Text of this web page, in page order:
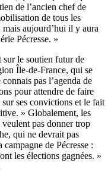
de l’ancien chef de
de tous les
aujourd’hui il y aura
Pécresse. »
sur le soutien futur de
Île-de-France, qui se
pas l’agenda de
pour attendre de faire
ses convictions et le fait
» Globalement, les
veulent pas donner trop
qui ne devrait pas
de Pécresse :
les élections gagnées. »